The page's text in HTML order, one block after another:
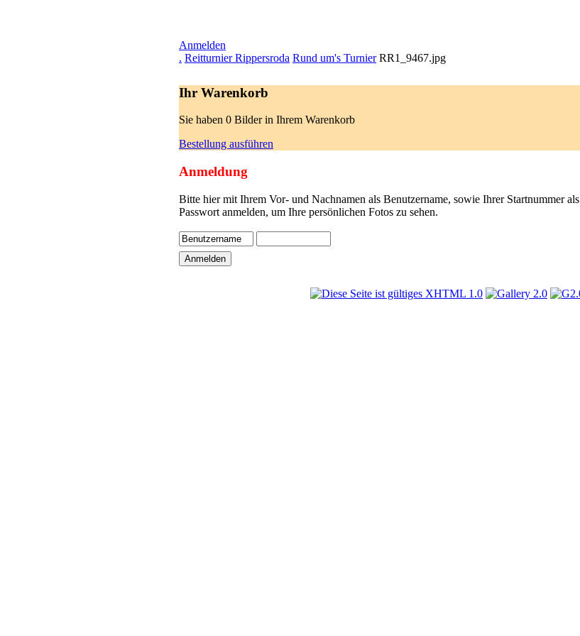
Anmelden
. Reitturnier Rippersroda Rund um's Turnier RR1_9467.jpg
Ihr Warenkorb
Sie haben 0 Bilder in Ihrem Warenkorb
Bestellung ausführen
Anmeldung
Bitte hier mit Ihrem Vor- und Nachnamen als Benutzername, sowie Ihrer Startnummer als
Passwort anmelden, um Ihre persönlichen Fotos zu sehen.